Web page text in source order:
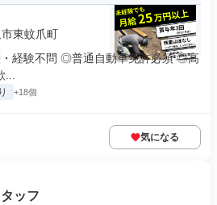
東蚊爪町
経験不問 ◎普通自動車免許必須 ◎高
+18個
気になる
ッフ